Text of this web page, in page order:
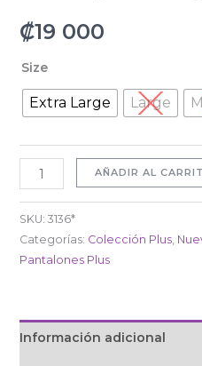
₡19 000
Size
Extra Large Large
AÑADIR AL
SKU: 3136*
Categorías: Colección Plus,
Pantalones Plus
Información adicional